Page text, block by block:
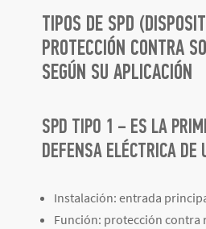
TIPOS DE SPD
PROTECCIÓN CONTRA
SEGÚN SU APLICACIÓN
SPD TIPO 1 – ES LA
DEFENSA ELÉCTRICA DE
Instalación: entrada
Función: protección contra